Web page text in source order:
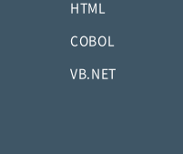
HTML
COBOL
VB.NET